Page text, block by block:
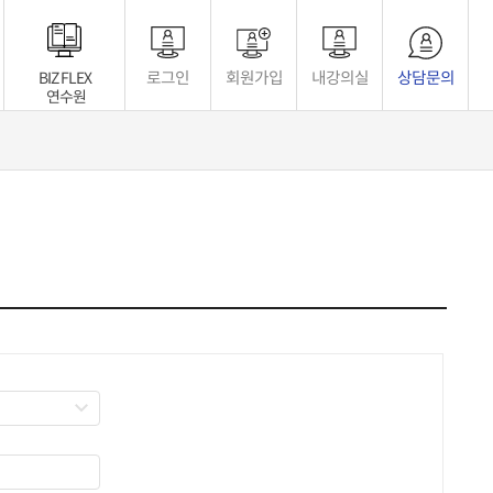
BIZ FLEX
연수원
로그인 회원가입 내강의실 상담문의